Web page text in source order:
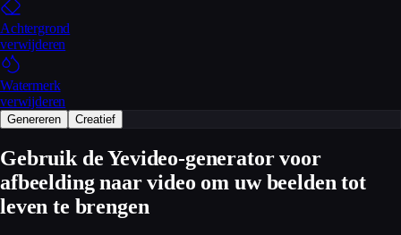
Achtergrond
verwijderen
Watermerk
verwijderen
Genereren Creatief
Gebruik de Yevideo-generator voor
afbeelding naar video om uw beelden tot
leven te brengen